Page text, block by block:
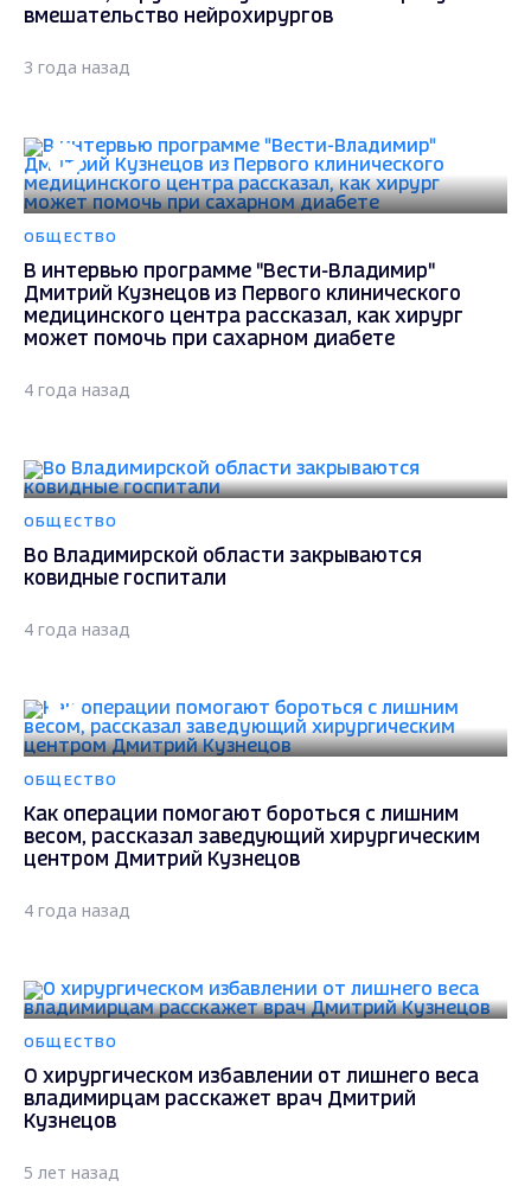
вмешательство нейрохирургов
3 года назад
ОБЩЕСТВО
В интервью программе "Вести-Владимир"
Дмитрий Кузнецов из Первого клинического
медицинского центра рассказал, как хирург
может помочь при сахарном диабете
4 года назад
ОБЩЕСТВО
Во Владимирской области закрываются
ковидные госпитали
4 года назад
ОБЩЕСТВО
Как операции помогают бороться с лишним
весом, рассказал заведующий хирургическим
центром Дмитрий Кузнецов
4 года назад
ОБЩЕСТВО
О хирургическом избавлении от лишнего веса
владимирцам расскажет врач Дмитрий
Кузнецов
5 лет назад